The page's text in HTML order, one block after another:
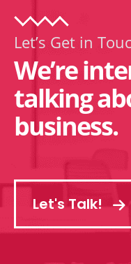
Let’s Get in
We’re
talking
business.
Let's Talk!